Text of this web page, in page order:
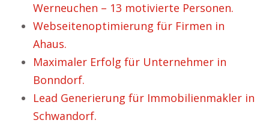
Werneuchen – 13 motivierte Personen.
Webseitenoptimierung für Firmen in
Ahaus.
Maximaler Erfolg für Unternehmer in
Bonndorf.
Lead Generierung für Immobilienmakler in
Schwandorf.